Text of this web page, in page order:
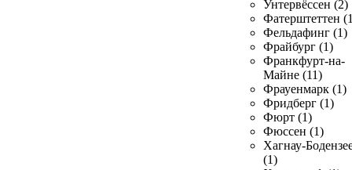
Унтервёссен (2)
Фатерштеттен
Фельдафинг (1)
Фрайбург (1)
Франкфурт-на-
Майне (11)
Фрауенмарк (1)
Фридберг (1)
Фюрт (1)
Фюссен (1)
Хагнау-
(1)